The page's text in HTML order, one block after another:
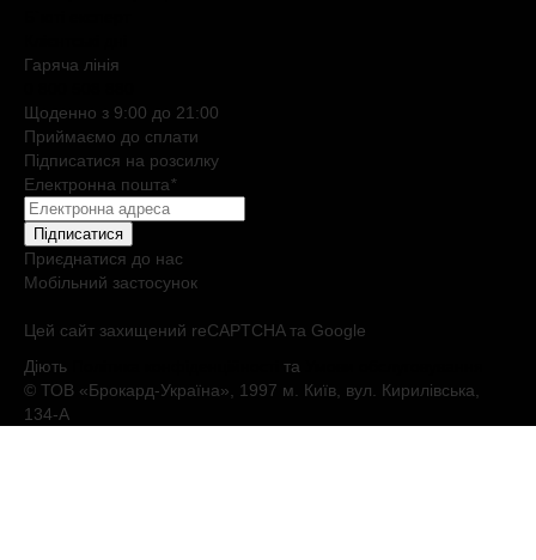
Гаряча лiнiя
Щоденно з 9:00 до 21:00
Приймаємо до сплати
Підписатися на розсилку
Електронна пошта*
Підписатися
Приєднатися до нас
Мобільний застосунок
Цей сайт захищений reCAPTCHA та Google
Діють
та
© ТОВ «Брокард-Україна», 1997 м. Київ, вул. Кирилівська,
134-А